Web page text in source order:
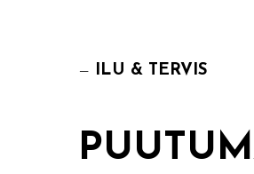
— ILU & TERVIS